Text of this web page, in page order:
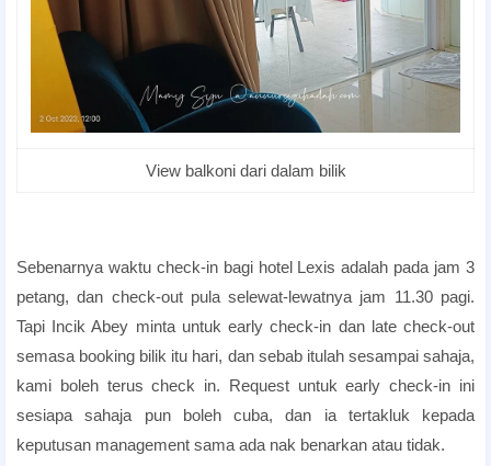
View balkoni dari dalam bilik
Sebenarnya waktu check-in bagi hotel Lexis adalah pada jam 3
petang, dan check-out pula selewat-lewatnya jam 11.30 pagi.
Tapi Incik Abey minta untuk early check-in dan late check-out
semasa booking bilik itu hari, dan sebab itulah sesampai sahaja,
kami boleh terus check in. Request untuk early check-in ini
sesiapa sahaja pun boleh cuba, dan ia tertakluk kepada
keputusan management sama ada nak benarkan atau tidak.